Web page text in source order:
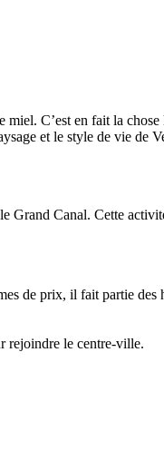
C’est en fait la
et le style de vie de
Grand Canal. Cette
de prix, il fait partie des
rejoindre le centre-ville.